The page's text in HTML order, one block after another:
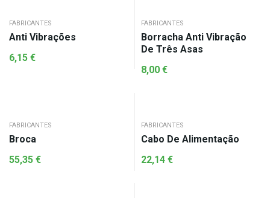
FABRICANTES
Anti Vibrações
6,15 €
FABRICANTES
Borracha Anti Vibração
De Três Asas
8,00 €
FABRICANTES
Broca
55,35 €
FABRICANTES
Cabo De Alimentação
22,14 €